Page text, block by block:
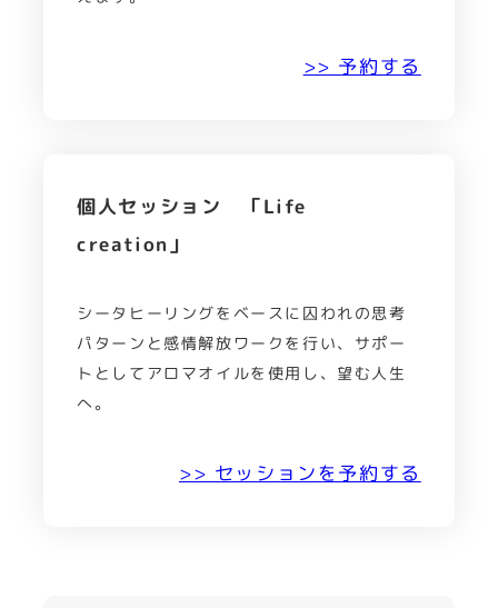
>> 予約する
個人セッション 「Life
creation」
シータヒーリングをベースに囚われの思考
パターンと感情解放ワークを行い、サポー
トとしてアロマオイルを使用し、望む人生
へ。
>> セッションを予約する